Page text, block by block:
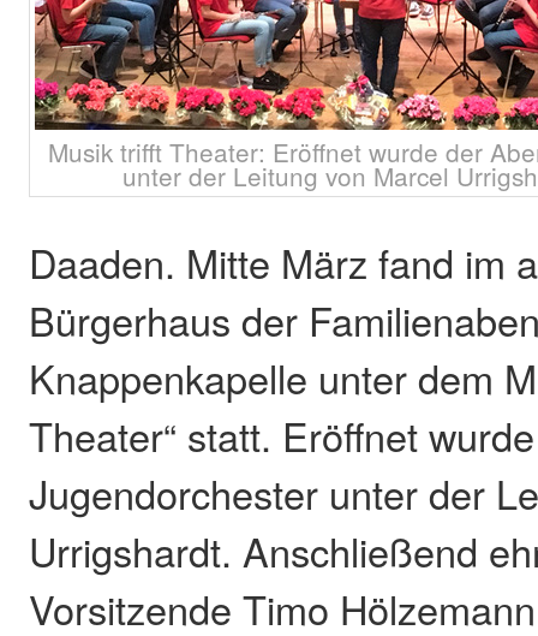
Musik trifft Theater: Eröffnet wurde der
unter der Leitung von Marcel
Daaden. Mitte März fand im
Bürgerhaus der
Knappenkapelle unter dem
Theater“ statt. Eröffnet
Jugendorchester unter der
Urrigshardt. Anschließend
Vorsitzende Timo